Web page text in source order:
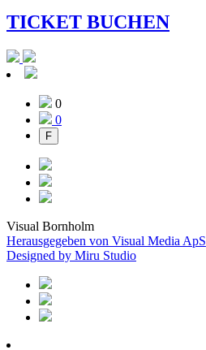
TICKET BUCHEN
0
0
F
Visual Bornholm
Herausgegeben von Visual Media ApS
Designed by Miru Studio